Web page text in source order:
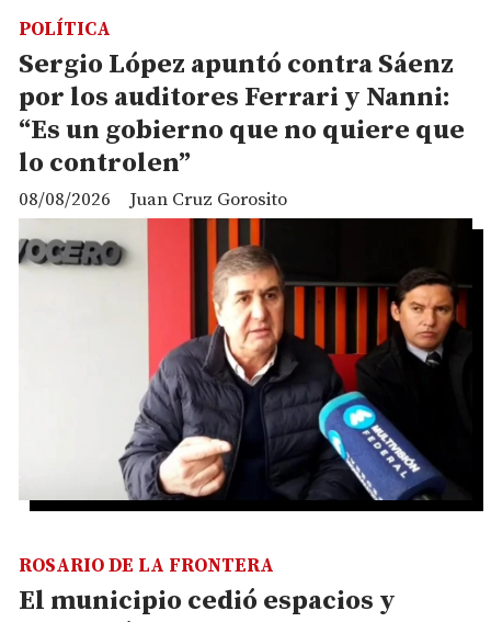
Sergio López apuntó contra Sáenz
por los auditores Ferrari y Nanni:
“Es un gobierno que no quiere que
lo controlen”
Juan Cruz Gorosito
POLÍTICA
08/08/2026
El municipio cedió espacios y
ROSARIO DE LA FRONTERA